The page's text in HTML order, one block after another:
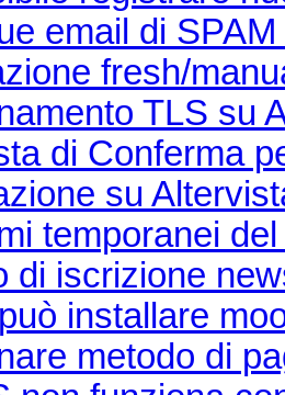
email di
fresh/
TLS su
di Conferma
su
temporanei
di iscrizione
installare
metodo di